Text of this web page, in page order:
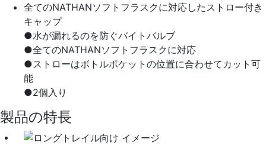
全てのNATHANソフトフラスクに対応したストロー付き
キャップ
●水が漏れるのを防ぐバイトバルブ
●全てのNATHANソフトフラスクに対応
●ストローはボトルポケットの位置に合わせてカット可
能
●2個入り
製品の特長